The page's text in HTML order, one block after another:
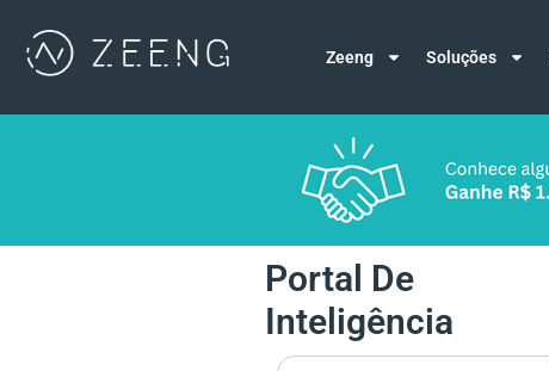
Zeeng Soluções
Portal De
Inteligência